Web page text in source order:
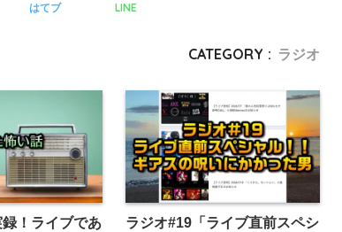
はてブ LINE
CATEGORY : ラジオ
！ライブであ
ラジオ#19「ライブ直前スペシ